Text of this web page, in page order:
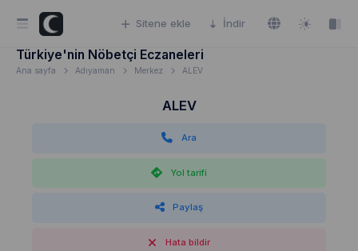
Sitene ekle İndir
Türkiye'nin Nöbetçi Eczaneleri
Ana sayfa Adıyaman Merkez ALEV
ALEV
Ara
Yol tarifi
Paylaş
Hata bildir